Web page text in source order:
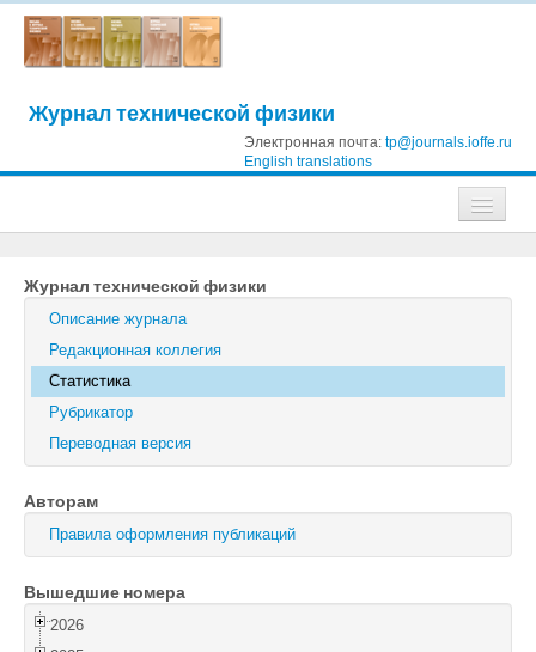
Журнал технической физики
Электронная почта: tp@journals.ioffe.ru
English translations
Журнал технической физики
Письма в Журнал технической физики
Физика твердого тела
Поиск
Журнал технической физики
Описание журнала
Редакционная коллегия
Статистика
Рубрикатор
Переводная версия
Авторам
Правила оформления публикаций
Вышедшие номера
2026